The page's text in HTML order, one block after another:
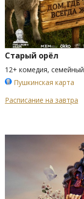
Старый орёл
12+ комедия, семейный
Пушкинская карта
Расписание на завтра